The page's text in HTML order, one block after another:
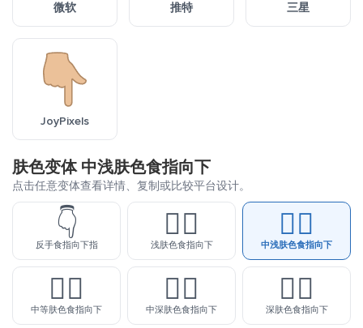
微软 推特 三星
JoyPixels
肤色变体 中浅肤色食指向下
点击任意变体查看详情、复制或比较平台设计。
👇
反手食指向下指
👇🏻
浅肤色食指向下
👇🏼
中浅肤色食指向下
👇🏽
中等肤色食指向下
👇🏾
中深肤色食指向下
👇🏿
深肤色食指向下